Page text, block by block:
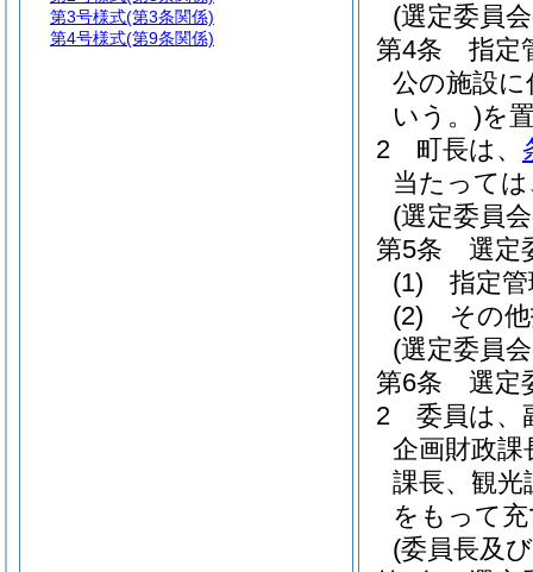
(選定委員
第4条
指定
公の施設に
いう。)を
2
町長は、
当たって
(選定委員
第5条
選定
(1)
指定
(2)
その
(選定委員
第6条
選定
2
委員は、
企画財政課
課長、観光
をもって
(委員長及
第3号様式(第3条関係)
第4号様式(第9条関係)